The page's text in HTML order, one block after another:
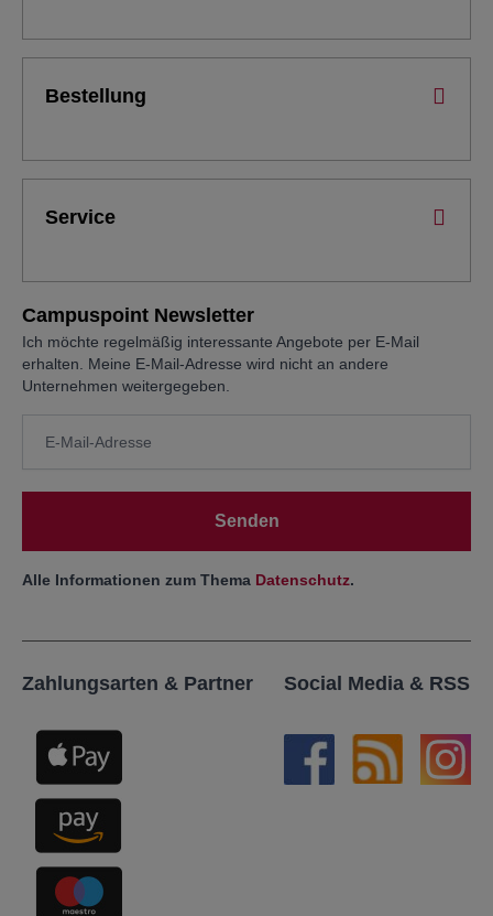
Bestellung
Service
Campuspoint Newsletter
Ich möchte regelmäßig interessante Angebote per E-Mail
erhalten. Meine E-Mail-Adresse wird nicht an andere
Unternehmen weitergegeben.
Senden
Alle Informationen zum Thema Datenschutz.
Zahlungsarten & Partner Social Media & RSS